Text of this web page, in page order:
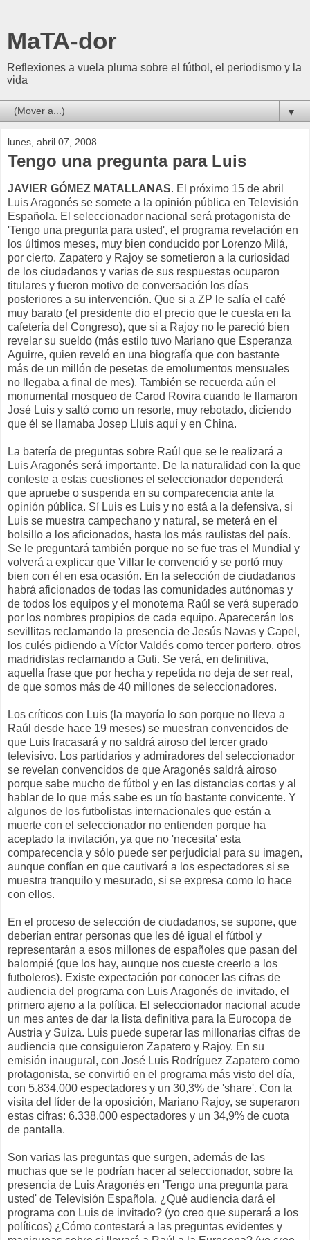
MaTA-dor
Reflexiones a vuela pluma sobre el fútbol, el periodismo y la
vida
▼
lunes, abril 07, 2008
Tengo una pregunta para Luis
JAVIER GÓMEZ MATALLANAS. El próximo 15 de abril
Luis Aragonés se somete a la opinión pública en Televisión
Española. El seleccionador nacional será protagonista de
'Tengo una pregunta para usted', el programa revelación en
los últimos meses, muy bien conducido por Lorenzo Milá,
por cierto. Zapatero y Rajoy se sometieron a la curiosidad
de los ciudadanos y varias de sus respuestas ocuparon
titulares y fueron motivo de conversación los días
posteriores a su intervención. Que si a ZP le salía el café
muy barato (el presidente dio el precio que le cuesta en la
cafetería del Congreso), que si a Rajoy no le pareció bien
revelar su sueldo (más estilo tuvo Mariano que Esperanza
Aguirre, quien reveló en una biografía que con bastante
más de un millón de pesetas de emolumentos mensuales
no llegaba a final de mes). También se recuerda aún el
monumental mosqueo de Carod Rovira cuando le llamaron
José Luis y saltó como un resorte, muy rebotado, diciendo
que él se llamaba Josep Lluis aquí y en China.
La batería de preguntas sobre Raúl que se le realizará a
Luis Aragonés será importante. De la naturalidad con la que
conteste a estas cuestiones el seleccionador dependerá
que apruebe o suspenda en su comparecencia ante la
opinión pública. Sí Luis es Luis y no está a la defensiva, si
Luis se muestra campechano y natural, se meterá en el
bolsillo a los aficionados, hasta los más raulistas del país.
Se le preguntará también porque no se fue tras el Mundial y
volverá a explicar que Villar le convenció y se portó muy
bien con él en esa ocasión. En la selección de ciudadanos
habrá aficionados de todas las comunidades autónomas y
de todos los equipos y el monotema Raúl se verá superado
por los nombres propipios de cada equipo. Aparecerán los
sevillitas reclamando la presencia de Jesús Navas y Capel,
los culés pidiendo a Víctor Valdés como tercer portero, otros
madridistas reclamando a Guti. Se verá, en definitiva,
aquella frase que por hecha y repetida no deja de ser real,
de que somos más de 40 millones de seleccionadores.
Los críticos con Luis (la mayoría lo son porque no lleva a
Raúl desde hace 19 meses) se muestran convencidos de
que Luis fracasará y no saldrá airoso del tercer grado
televisivo. Los partidarios y admiradores del seleccionador
se revelan convencidos de que Aragonés saldrá airoso
porque sabe mucho de fútbol y en las distancias cortas y al
hablar de lo que más sabe es un tío bastante convicente. Y
algunos de los futbolistas internacionales que están a
muerte con el seleccionador no entienden porque ha
aceptado la invitación, ya que no 'necesita' esta
comparecencia y sólo puede ser perjudicial para su imagen,
aunque confían en que cautivará a los espectadores si se
muestra tranquilo y mesurado, si se expresa como lo hace
con ellos.
En el proceso de selección de ciudadanos, se supone, que
deberían entrar personas que les dé igual el fútbol y
representarán a esos millones de españoles que pasan del
balompié (que los hay, aunque nos cueste creerlo a los
futboleros). Existe expectación por conocer las cifras de
audiencia del programa con Luis Aragonés de invitado, el
primero ajeno a la política. El seleccionador nacional acude
un mes antes de dar la lista definitiva para la Eurocopa de
Austria y Suiza. Luis puede superar las millonarias cifras de
audiencia que consiguieron Zapatero y Rajoy. En su
emisión inaugural, con José Luis Rodríguez Zapatero como
protagonista, se convirtió en el programa más visto del día,
con 5.834.000 espectadores y un 30,3% de 'share'. Con la
visita del líder de la oposición, Mariano Rajoy, se superaron
estas cifras: 6.338.000 espectadores y un 34,9% de cuota
de pantalla.
Son varias las preguntas que surgen, además de las
muchas que se le podrían hacer al seleccionador, sobre la
presencia de Luis Aragonés en 'Tengo una pregunta para
usted' de Televisión Española. ¿Qué audiencia dará el
programa con Luis de invitado? (yo creo que superará a los
políticos) ¿Cómo contestará a las preguntas evidentes y